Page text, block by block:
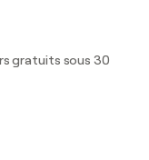
gratuits sous 30